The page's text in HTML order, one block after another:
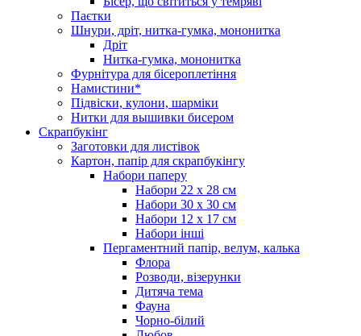
Паєтки
Шнури, дріт, нитка-гумка, мононитка
Дріт
Нитка-гумка, мононитка
Фурнітура для бісероплетіння
Намистини*
Підвіски, кулони, шарміки
Нитки для вышивки бисером
Скрапбукінг
Заготовки для листівок
Картон, папір для скрапбукінгу
Набори паперу
Набори 22 х 28 см
Набори 30 х 30 см
Набори 12 х 17 см
Набори інші
Пергаментний папір, велум, калька
Флора
Розводи, візерунки
Дитяча тема
Фауна
Чорно-білий